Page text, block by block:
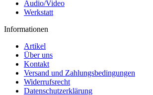
Audio/Video
Werkstatt
Informationen
Artikel
Über uns
Kontakt
Versand und Zahlungsbedingungen
Widerrufsrecht
Datenschutzerklärung